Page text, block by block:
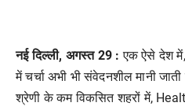
नई दिल्ली, अगस्त 29 : एक ऐसे देश में
में चर्चा अभी भी संवेदनशील मानी जाती
श्रेणी के कम विकसित शहरों में,